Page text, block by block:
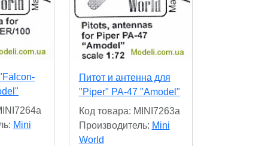
Mini
Питот и антенна для
"Piper" PA-47 "Amodel"
Код товара: MINI7263a
Производитель: Mini
World